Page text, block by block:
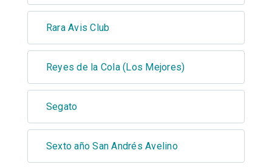
Rara Avis Club
Reyes de la Cola (Los Mejores)
Segato
Sexto año San Andrés Avelino